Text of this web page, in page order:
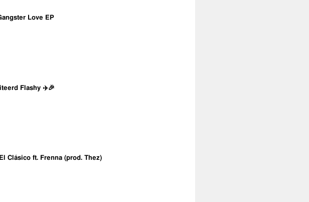
Love EP
Flashy ✈️🎉
Clásico ft. Frenna (prod. Thez)